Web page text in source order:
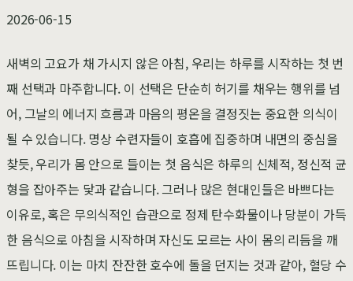
2026-06-15
새벽의 고요가 채 가시지 않은 아침, 우리는 하루를 시작하는 첫 번
째 선택과 마주합니다. 이 선택은 단순히 허기를 채우는 행위를 넘
어, 그날의 에너지 흐름과 마음의 평온을 결정짓는 중요한 의식이
될 수 있습니다. 명상 수련자들이 호흡에 집중하며 내면의 중심을
찾듯, 우리가 몸 안으로 들이는 첫 음식은 하루의 신체적, 정신적 균
형을 잡아주는 닻과 같습니다. 그러나 많은 현대인들은 바쁘다는
이유로, 혹은 무의식적인 습관으로 정제 탄수화물이나 당분이 가득
한 음식으로 아침을 시작하며 자신도 모르는 사이 몸의 리듬을 깨
뜨립니다. 이는 마치 잔잔한 호수에 돌을 던지는 것과 같아, 혈당 수